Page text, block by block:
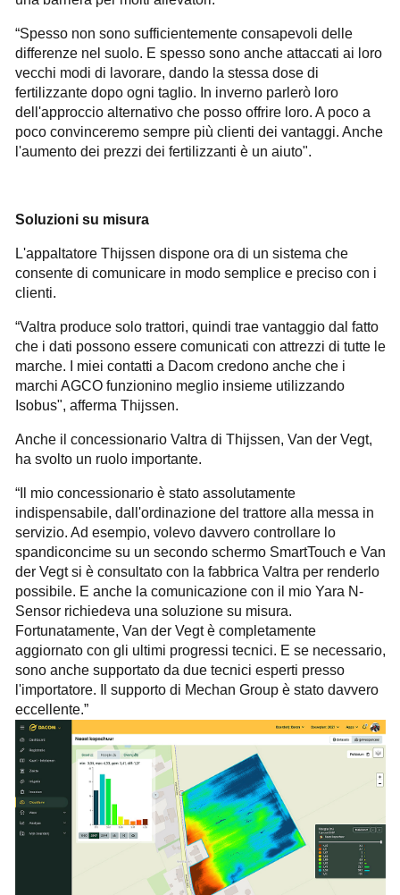
“Spesso non sono sufficientemente consapevoli delle
differenze nel suolo. E spesso sono anche attaccati ai loro
vecchi modi di lavorare, dando la stessa dose di
fertilizzante dopo ogni taglio. In inverno parlerò loro
dell'approccio alternativo che posso offrire loro. A poco a
poco convinceremo sempre più clienti dei vantaggi. Anche
l'aumento dei prezzi dei fertilizzanti è un aiuto".
Soluzioni su misura
L'appaltatore Thijssen dispone ora di un sistema che
consente di comunicare in modo semplice e preciso con i
clienti.
“Valtra produce solo trattori, quindi trae vantaggio dal fatto
che i dati possono essere comunicati con attrezzi di tutte le
marche. I miei contatti a Dacom credono anche che i
marchi AGCO funzionino meglio insieme utilizzando
Isobus", afferma Thijssen.
Anche il concessionario Valtra di Thijssen, Van der Vegt,
ha svolto un ruolo importante.
“Il mio concessionario è stato assolutamente
indispensabile, dall'ordinazione del trattore alla messa in
servizio. Ad esempio, volevo davvero controllare lo
spandiconcime su un secondo schermo SmartTouch e Van
der Vegt si è consultato con la fabbrica Valtra per renderlo
possibile. E anche la comunicazione con il mio Yara N-
Sensor richiedeva una soluzione su misura.
Fortunatamente, Van der Vegt è completamente
aggiornato con gli ultimi progressi tecnici. E se necessario,
sono anche supportato da due tecnici esperti presso
l'importatore. Il supporto di Mechan Group è stato davvero
eccellente.”